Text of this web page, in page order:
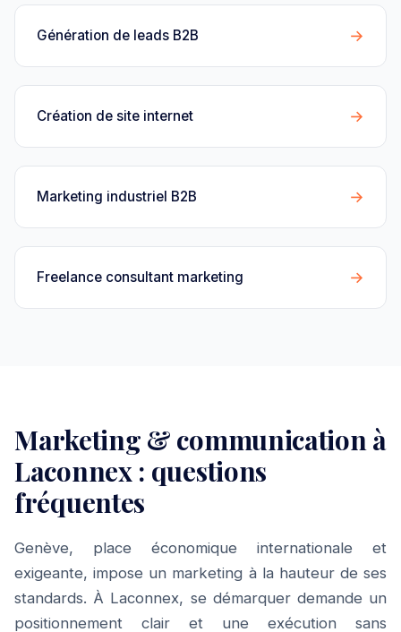
Génération de leads B2B →
Création de site internet →
Marketing industriel B2B →
Freelance consultant marketing →
Marketing & communication à
Laconnex : questions
fréquentes
Genève, place économique internationale et
exigeante, impose un marketing à la hauteur de ses
standards. À Laconnex, se démarquer demande un
positionnement clair et une exécution sans